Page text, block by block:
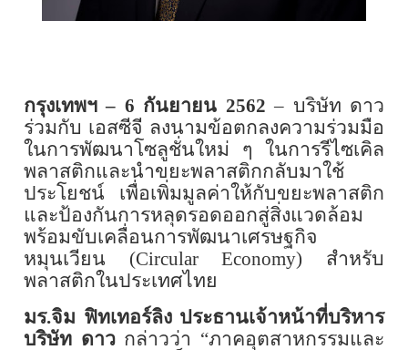
กรุงเทพฯ – 6 กันยายน 2562 – บริษัท ดาว
ร่วมกับ เอสซีจี ลงนามข้อตกลงความร่วมมือ
ในการพัฒนาโซลูชั่นใหม่ ๆ ในการรีไซเคิล
พลาสติกและนำขยะพลาสติกกลับมาใช้
ประโยชน์ เพื่อเพิ่มมูลค่าให้กับขยะพลาสติก
และป้องกันการหลุดรอดออกสู่สิ่งแวดล้อม
พร้อมขับเคลื่อนการพัฒนาเศรษฐกิจ
หมุนเวียน (Circular Economy) สำหรับ
พลาสติกในประเทศไทย
มร.จิม ฟิทเทอร์ลิง ประธานเจ้าหน้าที่บริหาร
บริษัท ดาว กล่าวว่า “ภาคอุตสาหกรรมและ